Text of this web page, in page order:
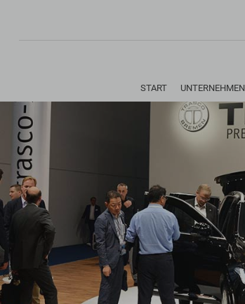
Navigation
überspringen
START UNTERNEHMEN